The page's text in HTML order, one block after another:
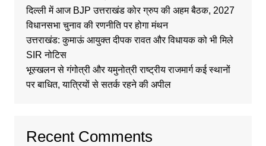
दिल्ली में आज BJP उत्तराखंड कोर ग्रुप की अहम बैठक, 2027
विधानसभा चुनाव की रणनीति पर होगा मंथन
उत्तराखंड: कुमाऊं आयुक्त दीपक रावत और विधायक को भी मिले
SIR नोटिस
भूस्खलन से गंगोत्री और यमुनोत्री राष्ट्रीय राजमार्ग कई स्थानों
पर बाधित, यात्रियों से सतर्क रहने की अपील
Recent Comments